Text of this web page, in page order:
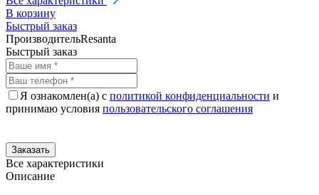
В корзину
Быстрый заказ
ПроизводительResanta
Быстрый заказ
Я ознакомлен(а) с политикой конфиденциальности и
принимаю условия пользовательского соглашения
Все характеристики
Описание